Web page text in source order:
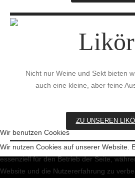
Nicht nur Weine und Sekt bieten
auch eine kleine, aber feine
ZU UNSEREN
Wir benutzen Cookies
Wir nutzen Cookies auf unserer Website.
essenziell für den Betrieb der Seite,
Website und die Nutzererfahrung zu